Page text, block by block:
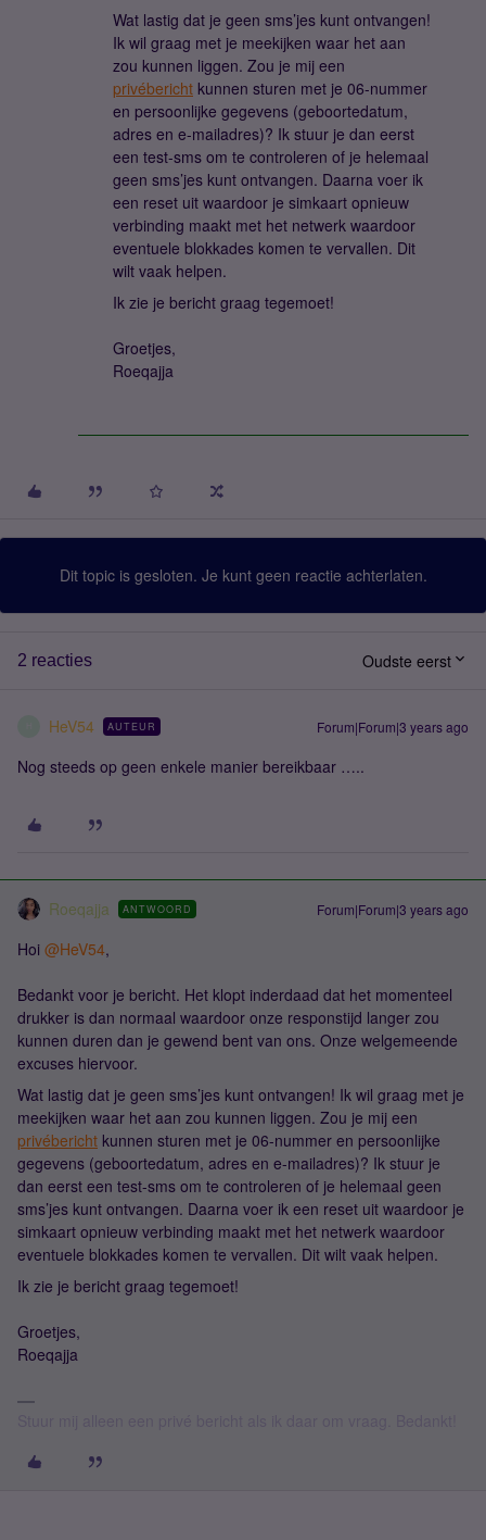
Wat lastig dat je geen sms’jes kunt ontvangen!
Ik wil graag met je meekijken waar het aan
zou kunnen liggen. Zou je mij een
privébericht kunnen sturen met je 06-nummer
en persoonlijke gegevens (geboortedatum,
adres en e-mailadres)? Ik stuur je dan eerst
een test-sms om te controleren of je helemaal
geen sms’jes kunt ontvangen. Daarna voer ik
een reset uit waardoor je simkaart opnieuw
verbinding maakt met het netwerk waardoor
eventuele blokkades komen te vervallen. Dit
wilt vaak helpen.
Ik zie je bericht graag tegemoet!
Groetjes,
Roeqajja
Dit topic is gesloten. Je kunt geen reactie achterlaten.
2 reacties Oudste eerst
HeV54 AUTEUR Forum|Forum|3 years ago
Nog steeds op geen enkele manier bereikbaar …..
Roeqajja ANTWOORD Forum|Forum|3 years ago
Hoi @HeV54,
Bedankt voor je bericht. Het klopt inderdaad dat het momenteel
drukker is dan normaal waardoor onze responstijd langer zou
kunnen duren dan je gewend bent van ons. Onze welgemeende
excuses hiervoor.
Wat lastig dat je geen sms’jes kunt ontvangen! Ik wil graag met je
meekijken waar het aan zou kunnen liggen. Zou je mij een
privébericht kunnen sturen met je 06-nummer en persoonlijke
gegevens (geboortedatum, adres en e-mailadres)? Ik stuur je
dan eerst een test-sms om te controleren of je helemaal geen
sms’jes kunt ontvangen. Daarna voer ik een reset uit waardoor je
simkaart opnieuw verbinding maakt met het netwerk waardoor
eventuele blokkades komen te vervallen. Dit wilt vaak helpen.
Ik zie je bericht graag tegemoet!
Groetjes,
Roeqajja